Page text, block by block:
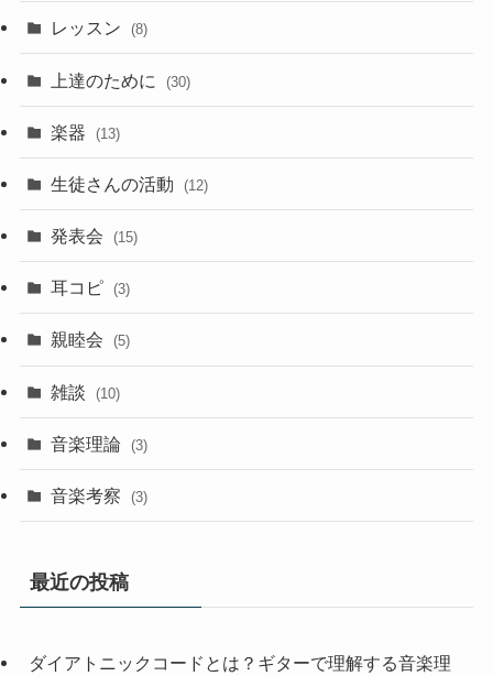
レッスン (8)
上達のために (30)
楽器 (13)
生徒さんの活動 (12)
発表会 (15)
耳コピ (3)
親睦会 (5)
雑談 (10)
音楽理論 (3)
音楽考察 (3)
最近の投稿
ダイアトニックコードとは？ギターで理解する音楽理